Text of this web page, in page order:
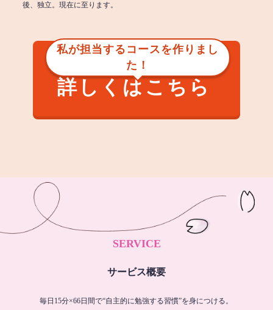
後、独立。現在に至ります。
私が担当するコースを作りまし
た！
詳しくはこちら
SERVICE
サービス概要
毎日15分×66日間で“自主的に勉強する習慣”を身につける。